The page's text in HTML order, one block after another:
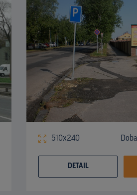
510x240
DETAIL